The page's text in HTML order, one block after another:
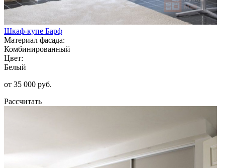
Шкаф-купе Барф
Материал фасада:
Комбинированный
Цвет:
Белый
от 35 000 руб.
Рассчитать